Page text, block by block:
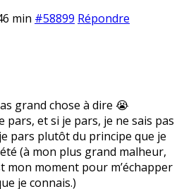
min #58899 Répondre
grand chose à dire 😭
pars, et si je pars, je ne sais pas
pars plutôt du principe que je
(à mon plus grand malheur,
mon moment pour m’échapper
je connais.)